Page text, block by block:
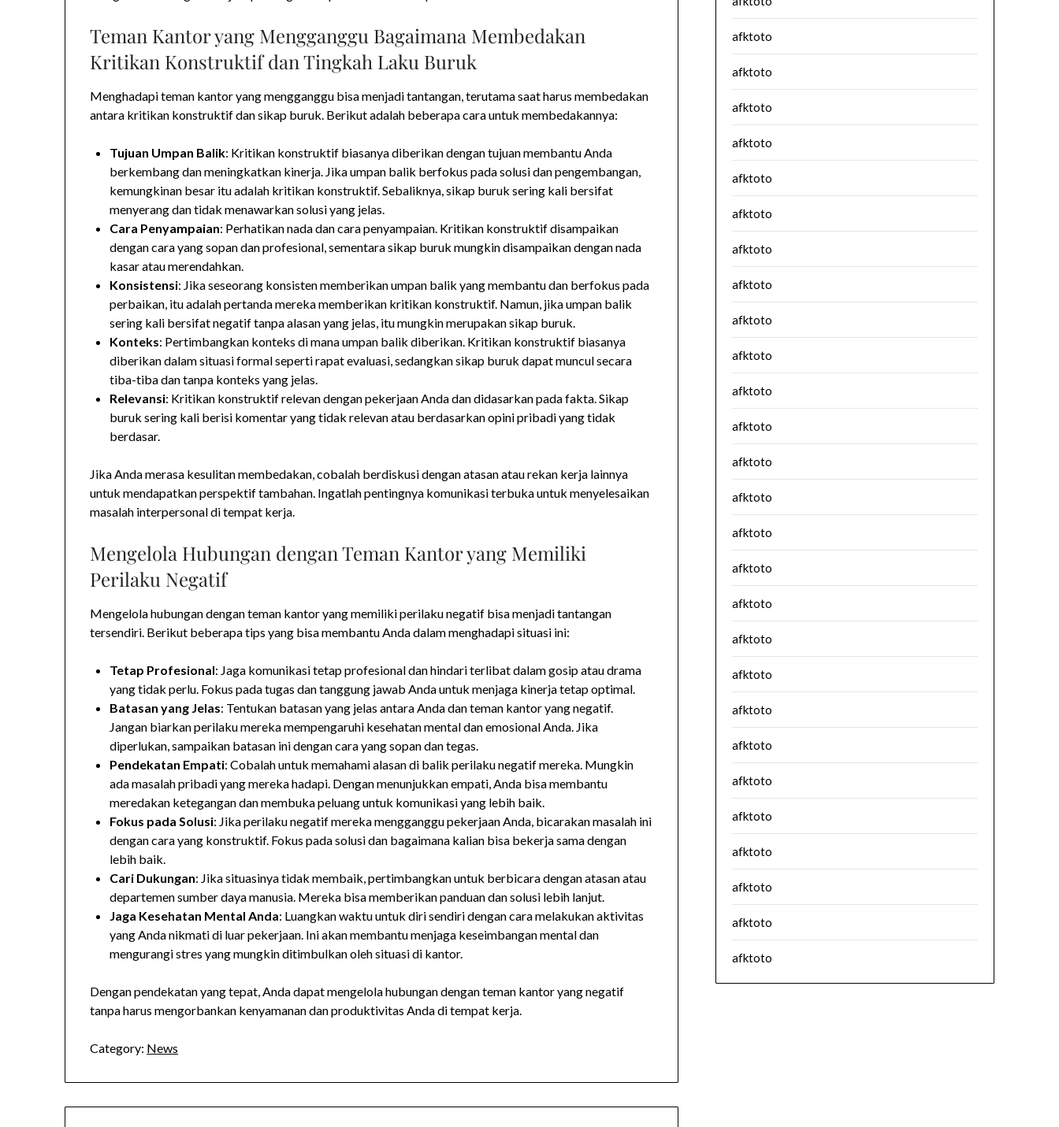
Teman Kantor yang Mengganggu Bagaimana Membedakan
Kritikan Konstruktif dan Tingkah Laku Buruk
Menghadapi teman kantor yang mengganggu bisa menjadi tantangan, terutama saat harus membedakan
antara kritikan konstruktif dan sikap buruk. Berikut adalah beberapa cara untuk membedakannya:
Tujuan Umpan Balik: Kritikan konstruktif biasanya diberikan dengan tujuan membantu Anda
berkembang dan meningkatkan kinerja. Jika umpan balik berfokus pada solusi dan pengembangan,
kemungkinan besar itu adalah kritikan konstruktif. Sebaliknya, sikap buruk sering kali bersifat
menyerang dan tidak menawarkan solusi yang jelas.
Cara Penyampaian: Perhatikan nada dan cara penyampaian. Kritikan konstruktif disampaikan
dengan cara yang sopan dan profesional, sementara sikap buruk mungkin disampaikan dengan nada
kasar atau merendahkan.
Konsistensi: Jika seseorang konsisten memberikan umpan balik yang membantu dan berfokus pada
perbaikan, itu adalah pertanda mereka memberikan kritikan konstruktif. Namun, jika umpan balik
sering kali bersifat negatif tanpa alasan yang jelas, itu mungkin merupakan sikap buruk.
Konteks: Pertimbangkan konteks di mana umpan balik diberikan. Kritikan konstruktif biasanya
diberikan dalam situasi formal seperti rapat evaluasi, sedangkan sikap buruk dapat muncul secara
tiba-tiba dan tanpa konteks yang jelas.
Relevansi: Kritikan konstruktif relevan dengan pekerjaan Anda dan didasarkan pada fakta. Sikap
buruk sering kali berisi komentar yang tidak relevan atau berdasarkan opini pribadi yang tidak
berdasar.
Jika Anda merasa kesulitan membedakan, cobalah berdiskusi dengan atasan atau rekan kerja lainnya
untuk mendapatkan perspektif tambahan. Ingatlah pentingnya komunikasi terbuka untuk menyelesaikan
masalah interpersonal di tempat kerja.
Mengelola Hubungan dengan Teman Kantor yang Memiliki
Perilaku Negatif
Mengelola hubungan dengan teman kantor yang memiliki perilaku negatif bisa menjadi tantangan
tersendiri. Berikut beberapa tips yang bisa membantu Anda dalam menghadapi situasi ini:
Tetap Profesional: Jaga komunikasi tetap profesional dan hindari terlibat dalam gosip atau drama
yang tidak perlu. Fokus pada tugas dan tanggung jawab Anda untuk menjaga kinerja tetap optimal.
Batasan yang Jelas: Tentukan batasan yang jelas antara Anda dan teman kantor yang negatif.
Jangan biarkan perilaku mereka mempengaruhi kesehatan mental dan emosional Anda. Jika
diperlukan, sampaikan batasan ini dengan cara yang sopan dan tegas.
Pendekatan Empati: Cobalah untuk memahami alasan di balik perilaku negatif mereka. Mungkin
ada masalah pribadi yang mereka hadapi. Dengan menunjukkan empati, Anda bisa membantu
meredakan ketegangan dan membuka peluang untuk komunikasi yang lebih baik.
Fokus pada Solusi: Jika perilaku negatif mereka mengganggu pekerjaan Anda, bicarakan masalah ini
dengan cara yang konstruktif. Fokus pada solusi dan bagaimana kalian bisa bekerja sama dengan
lebih baik.
Cari Dukungan: Jika situasinya tidak membaik, pertimbangkan untuk berbicara dengan atasan atau
departemen sumber daya manusia. Mereka bisa memberikan panduan dan solusi lebih lanjut.
Jaga Kesehatan Mental Anda: Luangkan waktu untuk diri sendiri dengan cara melakukan aktivitas
yang Anda nikmati di luar pekerjaan. Ini akan membantu menjaga keseimbangan mental dan
mengurangi stres yang mungkin ditimbulkan oleh situasi di kantor.
Dengan pendekatan yang tepat, Anda dapat mengelola hubungan dengan teman kantor yang negatif
tanpa harus mengorbankan kenyamanan dan produktivitas Anda di tempat kerja.
Category: News
afktoto
afktoto
afktoto
afktoto
afktoto
afktoto
afktoto
afktoto
afktoto
afktoto
afktoto
afktoto
afktoto
afktoto
afktoto
afktoto
afktoto
afktoto
afktoto
afktoto
afktoto
afktoto
afktoto
afktoto
afktoto
afktoto
afktoto